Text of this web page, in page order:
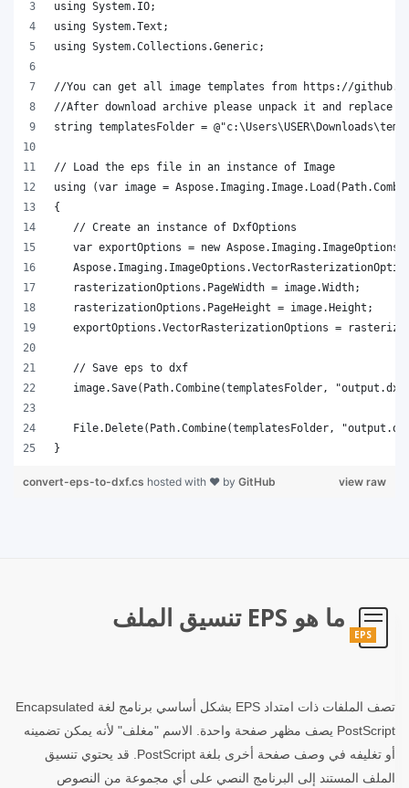
}
view raw
convert-eps-to-dxf.cs hosted with ❤ by GitHub
EPS
ما هو EPS تنسيق الملف
تصف الملفات ذات امتداد EPS بشكل أساسي برنامج لغة Encapsulated
PostScript يصف مظهر صفحة واحدة. الاسم "مغلف" لأنه يمكن تضمينه
أو تغليفه في وصف صفحة أخرى بلغة PostScript. قد يحتوي تنسيق
الملف المستند إلى البرنامج النصي على أي مجموعة من النصوص